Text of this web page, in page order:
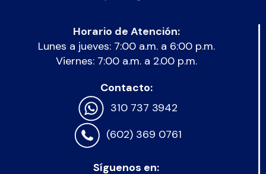
Horario de Atención:
Lunes a jueves: 7:00 a.m. a 6:00 p.m.
Viernes: 7:00 a.m. a 2.00 p.m.
Contacto:
310 737 3942
(602) 369 0761
Síguenos en: